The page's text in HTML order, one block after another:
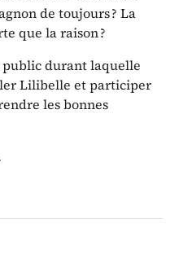
de toujours ? La
que la raison ?
durant laquelle
Lilibelle et participer
les bonnes